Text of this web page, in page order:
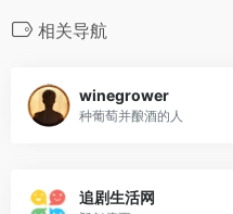
相关导航
winegrower
种葡萄并酿酒的人
追剧生活网